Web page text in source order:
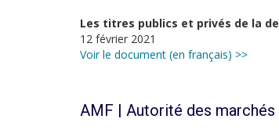
Les titres publics et privés de la
12 février 2021
Voir le document (en français) >>
AMF | Autorité des marchés